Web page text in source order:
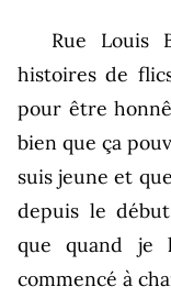
Rue Louis
histoires de
pour être
bien que ça
suis jeune et
depuis le
que quand je
commencé à